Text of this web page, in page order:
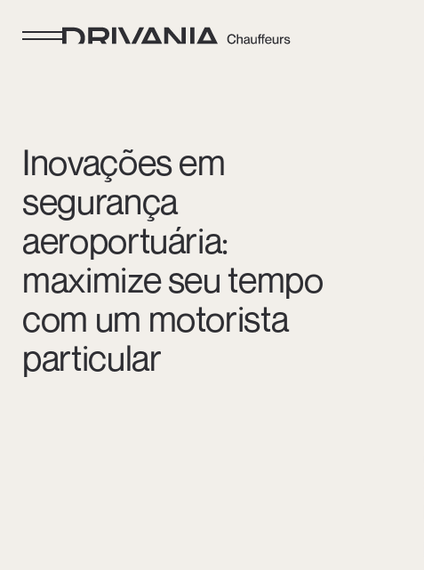
Inovações em
segurança
aeroportuária:
maximize seu tempo
com um motorista
particular